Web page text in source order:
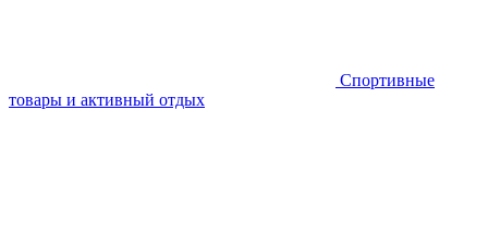
Спортивные
товары и активный отдых